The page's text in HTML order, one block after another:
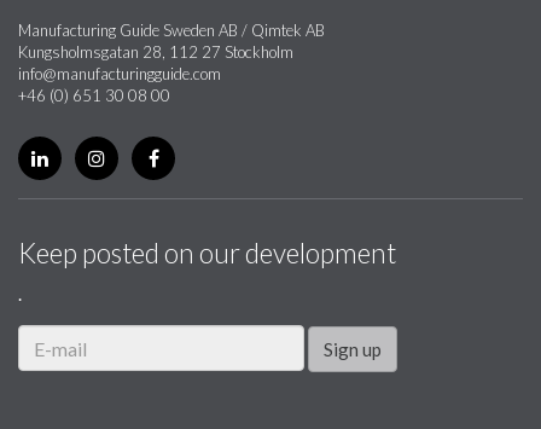
Manufacturing Guide Sweden AB / Qimtek AB
Kungsholmsgatan 28, 112 27 Stockholm
info@manufacturingguide.com
+46 (0) 651 30 08 00
Keep posted on our development
.
Sign up